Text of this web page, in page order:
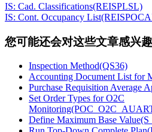
IS: Cad. Classifications(REISPLSL)
IS: Cont. Occupancy
您可能还会对这些文章感兴趣
Inspection Method(QS36)
Accounting Document List for
Purchase Requisition Average
Set Order Types for O2C
Define Maximum Base